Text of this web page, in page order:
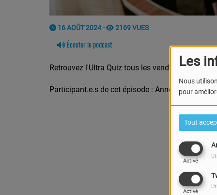
Les
Nous
pour
Tout
Activé
Activé
16 AOÛT 2024 - 2169 VUES
Écouter le podcast
Retrouvez l'Ultra Quiz tous les vendredis de l'été
Participant.e.s de cet épisode : Anne-Cath,